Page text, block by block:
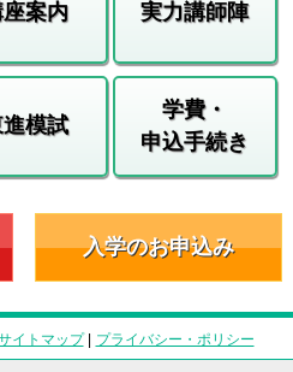
案内 実力講師陣
進模試
学費・
申込手続き
入学のお申込み
イトマップ| プライバシー・ポリシー